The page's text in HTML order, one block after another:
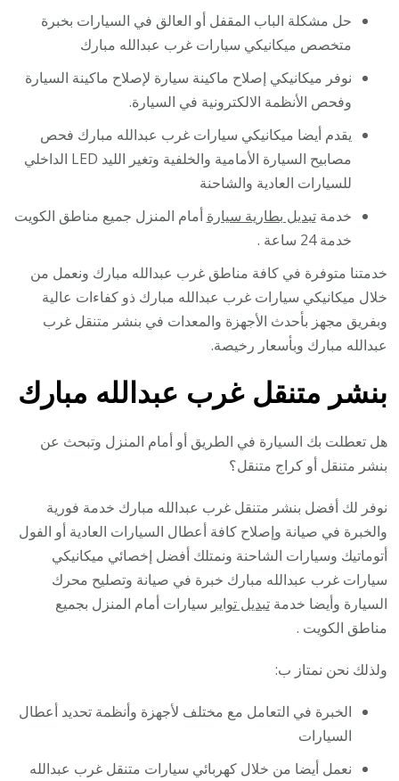
حل مشكلة الباب المقفل أو العالق في السيارات بخبرة
متخصص ميكانيكي سيارات غرب عبدالله مبارك
نوفر ميكانيكي إصلاح ماكينة سيارة لإصلاح ماكينة السيارة
وفحص الأنظمة الالكترونية في السيارة.
يقدم أيضا ميكانيكي سيارات غرب عبدالله مبارك فحص
مصابيح السيارة الأمامية والخلفية وتغير الليد LED الداخلي
للسيارات العادية والشاحنة
خدمةتبديل بطارية سيارة أمام المنزل جميع مناطق الكويت
خدمة 24 ساعة .
خدمتنا متوفرة في كافة مناطق غرب عبدالله مبارك ونعمل من
خلال ميكانيكي سيارات غرب عبدالله مبارك ذو كفاءات عالية
وبفريق مجهز بأحدث الأجهزة والمعدات في بنشر متنقل غرب
عبدالله مبارك وبأسعار رخيصة.
بنشر متنقل غرب عبدالله مبارك
هل تعطلت بك السيارة في الطريق أو أمام المنزل وتبحث عن
بنشر متنقل أو كراج متنقل؟
نوفر لك أفضل بنشر متنقل غرب عبدالله مبارك خدمة فورية
والخبرة في صيانة وإصلاح كافة أعطال السيارات العادية أو الفول
أتوماتيك وسيارات الشاحنة ونمتلك أفضل إخصائي ميكانيكي
سيارات غرب عبدالله مبارك خبرة في صيانة وتصليح محرك
السيارة وأيضا خدمةتبديل تواير سيارات أمام المنزل بجميع
مناطق الكويت .
ولذلك نحن نمتاز ب:
الخبرة في التعامل مع مختلف لأجهزة وأنظمة تحديد أعطال
السيارات
نعمل أيضا من خلال كهربائي سيارات متنقل غرب عبدالله